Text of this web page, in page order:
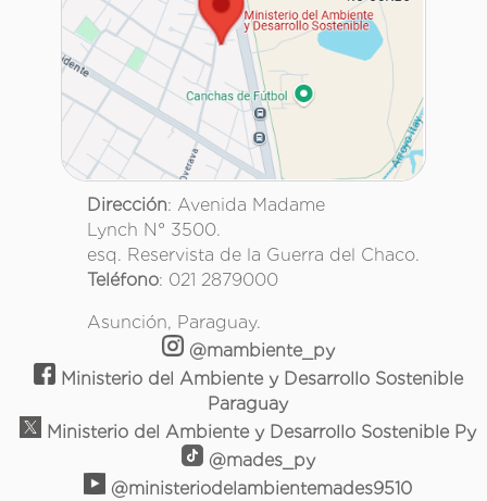
Dirección: Avenida Madame
Lynch N° 3500.
esq. Reservista de la Guerra del Chaco.
Teléfono: 021 2879000
Asunción, Paraguay.
@mambiente_py
Ministerio del Ambiente y Desarrollo Sostenible
Paraguay
Ministerio del Ambiente y Desarrollo Sostenible Py
@mades_py
@ministeriodelambientemades9510